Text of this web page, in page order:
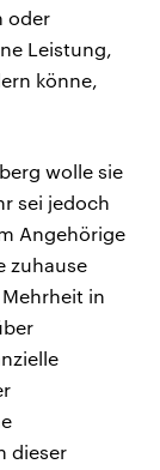
oder
Leistung,
könne,
wolle sie
sei jedoch
Angehörige
zuhause
in
dieser